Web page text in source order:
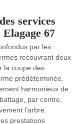
services
67
par les
recouvrant deux
la coupe des
prédéterminée.
harmonieux de
par contre,
l’arbre.
prestations